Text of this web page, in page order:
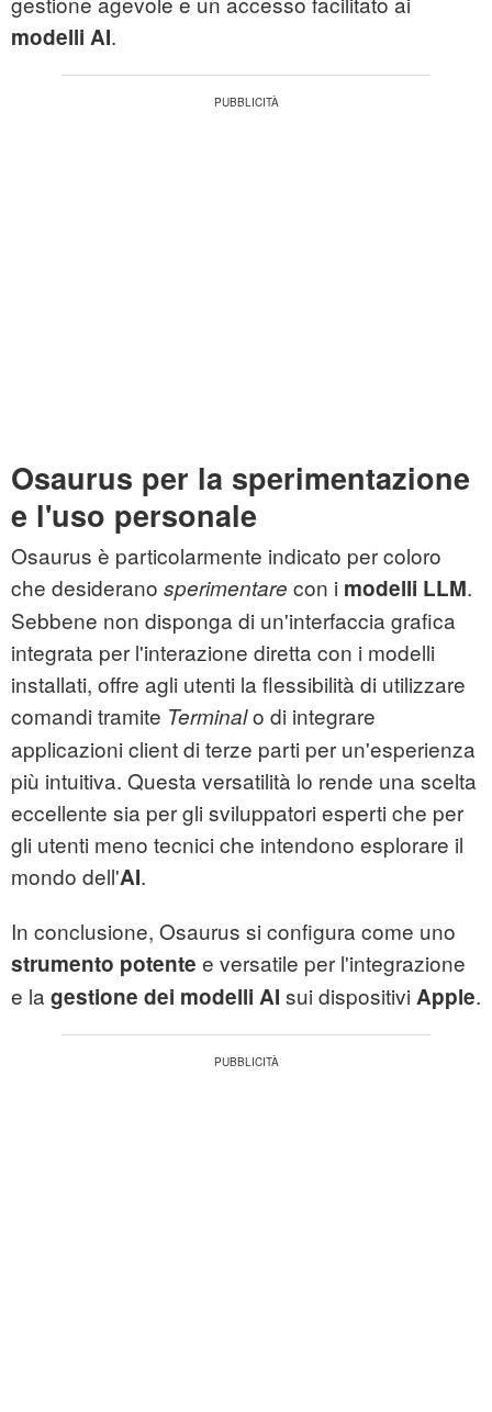
modelli AI.
Osaurus per la sperimentazione
e l'uso personale
Osaurus è particolarmente indicato per coloro
che desiderano sperimentare con i modelli LLM.
Sebbene non disponga di un'interfaccia grafica
integrata per l'interazione diretta con i modelli
installati, offre agli utenti la flessibilità di utilizzare
comandi tramite Terminalo di integrare
applicazioni client di terze parti per un'esperienza
più intuitiva. Questa versatilità lo rende una scelta
eccellente sia per gli sviluppatori esperti che per
gli utenti meno tecnici che intendono esplorare il
mondo dell'AI.
In conclusione, Osaurus si configura come uno
strumento potente e versatile per l'integrazione
e la gestione dei modelli AI sui dispositivi Apple.